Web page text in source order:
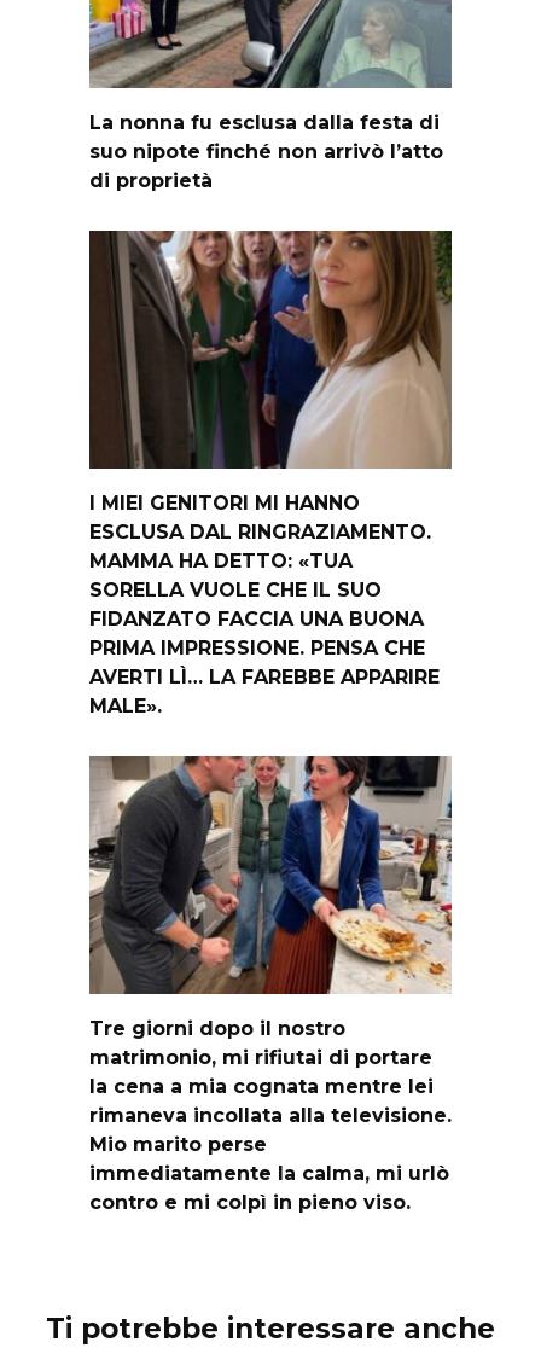
La nonna fu esclusa dalla festa di
suo nipote finché non arrivò l’atto
di proprietà
I MIEI GENITORI MI HANNO
ESCLUSA DAL RINGRAZIAMENTO.
MAMMA HA DETTO: «TUA
SORELLA VUOLE CHE IL SUO
FIDANZATO FACCIA UNA BUONA
PRIMA IMPRESSIONE. PENSA CHE
AVERTI LÌ… LA FAREBBE APPARIRE
MALE».
Tre giorni dopo il nostro
matrimonio, mi rifiutai di portare
la cena a mia cognata mentre lei
rimaneva incollata alla televisione.
Mio marito perse
immediatamente la calma, mi urlò
contro e mi colpì in pieno viso.
Ti potrebbe interessare anche